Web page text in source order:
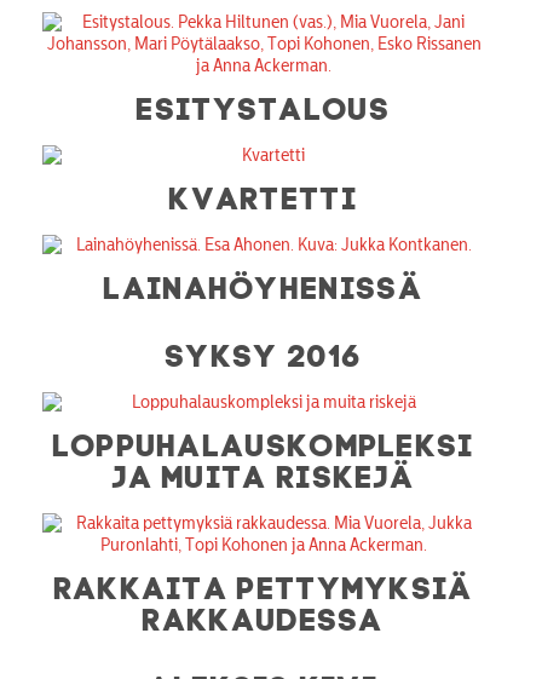
ESITYSTALOUS
KVARTETTI
LAINAHÖYHENISSÄ
SYKSY 2016
LOPPUHALAUSKOMPLEKSI
JA MUITA RISKEJÄ
RAKKAITA PETTYMYKSIÄ
RAKKAUDESSA